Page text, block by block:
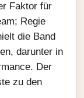
Faktor für
Regie
die Band
darunter in
Der
zu den